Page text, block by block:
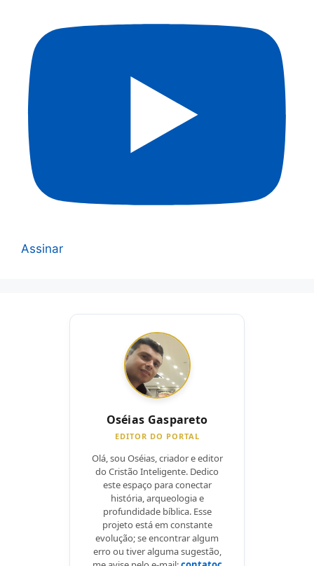
Assinar
Oséias Gaspareto
EDITOR DO PORTAL
Olá, sou Oséias, criador e editor
do Cristão Inteligente. Dedico
este espaço para conectar
história, arqueologia e
profundidade bíblica. Esse
projeto está em constante
evolução; se encontrar algum
erro ou tiver alguma sugestão,